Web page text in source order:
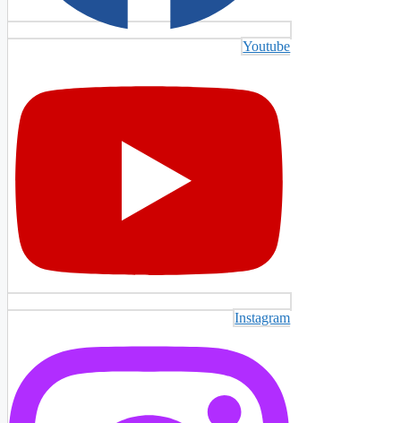
Youtube
Instagram